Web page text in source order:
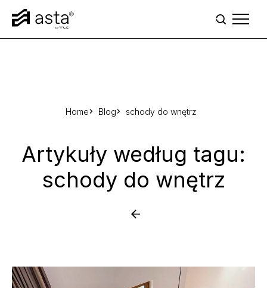
Home Blog schody do wnętrz
Artykuły według tagu:
schody do wnętrz